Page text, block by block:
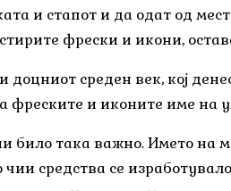
и стапот и да одат од
фрески и икони,
доцниот среден век, кој
и иконите име на
било така важно. Името на
средства се